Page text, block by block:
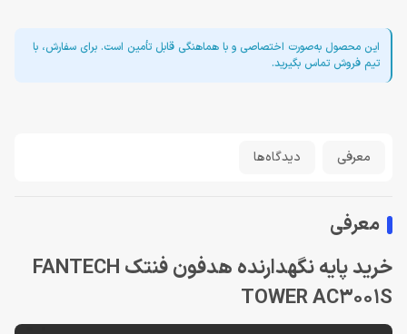
این محصول به‌صورت اختصاصی و با هماهنگی قابل تأمین است. برای سفارش، با
تیم فروش تماس بگیرید.
معرفی دیدگاه‌ها
معرفی
خرید پایه نگهدارنده هدفون فنتک FANTECH
TOWER AC3001S